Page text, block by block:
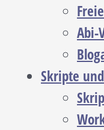
Abi-
Skripte